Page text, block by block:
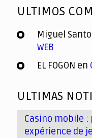
ULTIMOS
Miguel
WEB
EL FOGON en
ULTIMAS
Casino mobile
expérience de